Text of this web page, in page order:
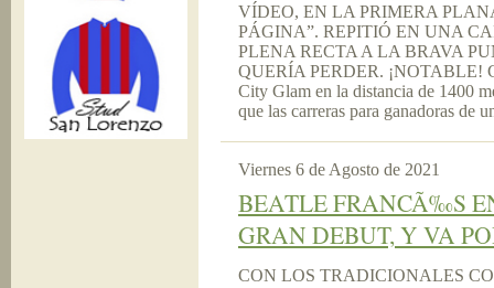
VÍDEO, EN LA PRIMERA
PÁGINA”. REPITIÓ EN UNA
PLENA RECTA A LA BRAVA
QUERÍA PERDER. ¡NOTABLE!
City Glam en la distancia de 1400
que las carreras para ganadoras de
Viernes 6 de Agosto de 2021
BEATLE FRANCÃ‰S
GRAN DEBUT, Y VA
CON LOS TRADICIONALES